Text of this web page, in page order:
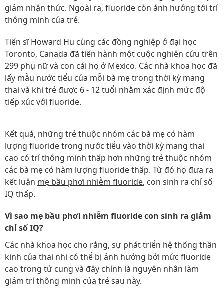
giảm nhận thức. Ngoài ra, fluoride còn ảnh hưởng tới trí
thông minh của trẻ.
Tiến sĩ Howard Hu cùng các đồng nghiệp ở đại học
Toronto, Canada đã tiến hành một cuộc nghiên cứu trên
299 phụ nữ và con cái họ ở Mexico. Các nhà khoa học đã
lấy mẫu nước tiểu của mỗi bà mẹ trong thời kỳ mang
thai và khi trẻ được 6 - 12 tuổi nhằm xác định mức độ
tiếp xúc với fluoride.
Kết quả, những trẻ thuộc nhóm các bà mẹ có hàm
lượng fluoride trong nước tiểu vào thời kỳ mang thai
cao có trí thông minh thấp hơn những trẻ thuộc nhóm
các bà mẹ có hàm lượng fluoride thấp. Từ đó họ đưa ra
kết luận mẹ bầu phơi nhiễm fluoride, con sinh ra chỉ số
IQ thấp.
Vì sao mẹ bầu phơi nhiễm fluoride con sinh ra giảm
chỉ số IQ?
Các nhà khoa học cho rằng, sự phát triển hệ thống thần
kinh của thai nhi có thể bị ảnh hưởng bởi mức fluoride
cao trong tử cung và đây chính là nguyên nhân làm
giảm trí thông minh của trẻ sau này.